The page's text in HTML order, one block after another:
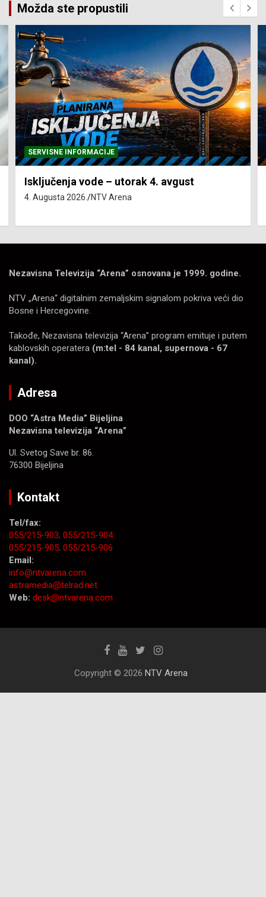
Možda ste propustili
SERVISNE INFORMACIJE
Isključenja vode – utorak 4. avgust
4. Augusta 2026. NTV Arena
Nezavisna Televizija “Arena” osnovana je 1999. godine.
NTV „Arena“ digitalnim zemaljskim signalom pokriva veći dio
Bosne i Hercegovine.
Takođe, Nezavisna televizija “Arena” program emituje i putem
kablovskih operatera (m:tel - 84 kanal, supernova - 67
kanal).
Adresa
DOO “Astra Media” Bijeljina
Nezavisna televizija “Arena”
Ul. Svetog Save br. 86.
76300 Bijeljina
Kontakt
Tel/fax:
055/215-903; 055/215-904
055/215-905; 055/215-906
Email:
info@ntvarena.com
astramedia@telrad.net
Web: desk@ntvarena.com
Copyright © 2026 NTV Arena